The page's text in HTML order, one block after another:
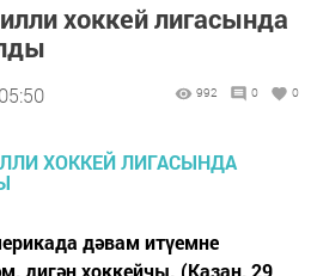
хоккей лигасында
992 0 0
дәвам итүемне